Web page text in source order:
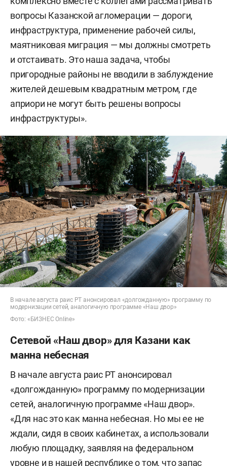
вопросы Казанской агломерации — дороги,
инфраструктура, применение рабочей силы,
маятниковая миграция — мы должны смотреть
и отстаивать. Это наша задача, чтобы
пригородные районы не вводили в заблуждение
жителей дешевым квадратным метром, где
априори не могут быть решены вопросы
инфраструктуры».
В начале августа раис РТ анонсировал «долгожданную» программу по
модернизации сетей, аналогичную программе «Наш двор»
Фото: «БИЗНЕС Online»
Сетевой «Наш двор» для Казани как
манна небесная
В начале августа раис РТ анонсировал
«долгожданную» программу по модернизации
сетей, аналогичную программе «Наш двор».
«Для нас это как манна небесная. Но мы ее не
ждали, сидя в своих кабинетах, а использовали
любую площадку, заявляя на федеральном
уровне и в нашей республике о том, что запас